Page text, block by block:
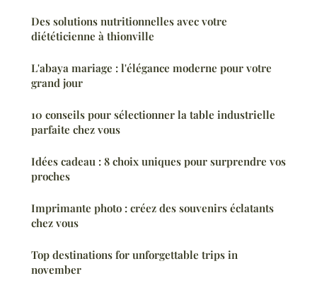
Des solutions nutritionnelles avec votre
diététicienne à thionville
L'abaya mariage : l'élégance moderne pour votre
grand jour
10 conseils pour sélectionner la table industrielle
parfaite chez vous
Idées cadeau : 8 choix uniques pour surprendre vos
proches
Imprimante photo : créez des souvenirs éclatants
chez vous
Top destinations for unforgettable trips in
november